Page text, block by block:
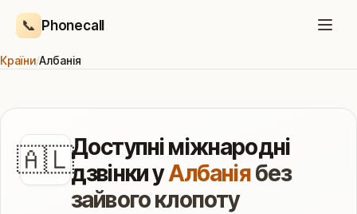
📞 Phonecall
Країни/Албанія
🇦🇱Доступні міжнародні
дзвінки уАлбаніябез
зайвого клопоту